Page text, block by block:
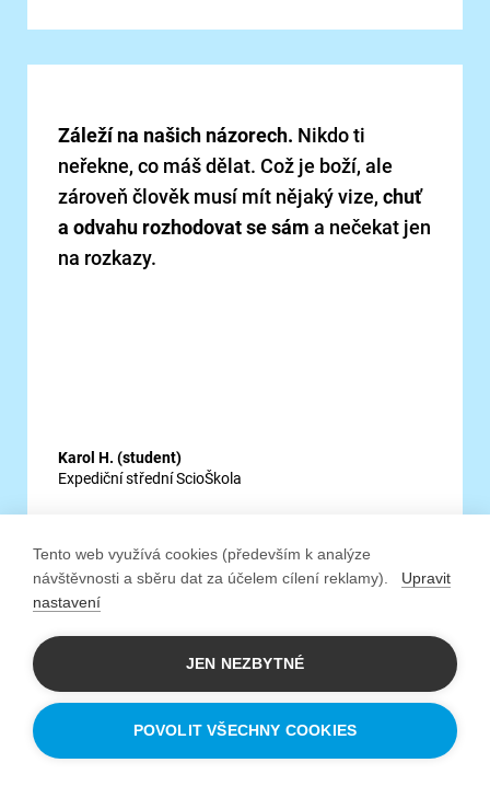
Tento web využívá cookies (především k analýze
návštěvnosti a sběru dat za účelem cílení reklamy).
Upravit
nastavení
JEN NEZBYTNÉ
POVOLIT VŠECHNY COOKIES
Záleží na našich názorech. Nikdo ti
neřekne, co máš dělat. Což je boží, ale
zároveň člověk musí mít nějaký vize, chuť
a odvahu rozhodovat se sám a nečekat jen
na rozkazy.
Karol H. (student)
Expediční střední ScioŠkola
Máme tu velice příjemnou atmosféru,
díky ní se necítím ve stresu a vždy mi
dodá energii. Je tu skvělý kolektiv, ve
kterém si máme vždy co říct, navzájem